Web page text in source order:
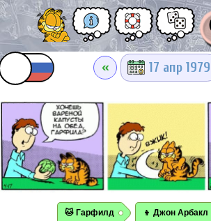
« 17 апр 1979
🐱 Гарфилд 👦 Джон Арбакл